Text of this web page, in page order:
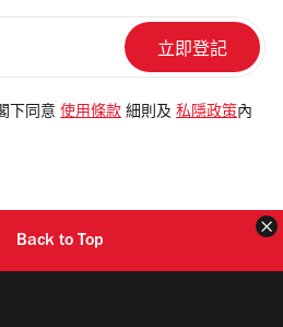
下同意 使用條款 細則及 私隱政策 內
Back to Top